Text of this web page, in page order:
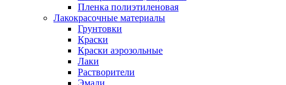
Пленка полиэтиленовая
Лакокрасочные материалы
Грунтовки
Краски
Краски аэрозольные
Лаки
Растворители
Эмали